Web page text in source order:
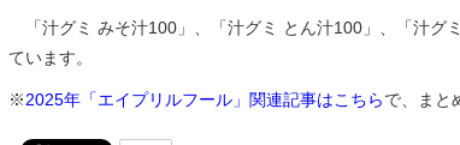
「汁グミ みそ汁100」、「汁グミ とん汁100」、「汁グ
ています。
※2025年「エイプリルフール」関連記事はこちらで、まと